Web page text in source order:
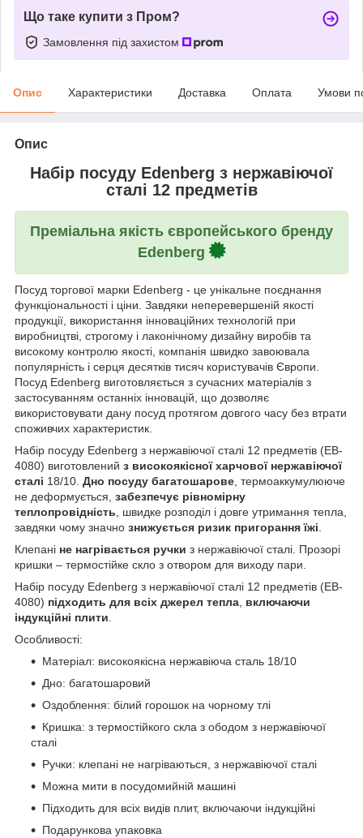
Що таке купити з Пром?
Замовлення під захистом
Опис Характеристики Доставка Оплата Умови
Опис
Набір посуду Edenberg з нержавіючої
сталі 12 предметів
Преміальна якість європейського бренду
Edenberg
Посуд торгової марки Edenberg - це унікальне поєднання
функціональності і ціни. Завдяки неперевершеній якості
продукції, використання інноваційних технологій при
виробництві, строгому і лаконічному дизайну виробів та
високому контролю якості, компанія швидко завоювала
популярність і серця десятків тисяч користувачів Європи.
Посуд Edenberg виготовляється з сучасних матеріалів з
застосуванням останніх інновацій, що дозволяє
використовувати дану посуд протягом довгого часу без втрати
споживчих характеристик.
Набір посуду Edenberg з нержавіючої сталі 12 предметів (EB-
4080) виготовлений з високоякісної харчової нержавіючої
сталі 18/10. Дно посуду багатошарове, термоаккумулююче
не деформується, забезпечує рівномірну
теплопровідність, швидке розподіл і довге утримання тепла,
завдяки чому значно знижується ризик пригорання їжі.
Клепані не нагрівається ручки з нержавіючої сталі. Прозорі
кришки – термостійке скло з отвором для виходу пари.
Набір посуду Edenberg з нержавіючої сталі 12 предметів (EB-
4080) підходить для всіх джерел тепла, включаючи
індукційні плити.
Особливості:
Матеріал: високоякісна нержавіюча сталь 18/10
Дно: багатошаровий
Оздоблення: білий горошок на чорному тлі
Кришка: з термостійкого скла з ободом з нержавіючої
сталі
Ручки: клепані не нагріваються, з нержавіючої сталі
Можна мити в посудомийній машині
Підходить для всіх видів плит, включаючи індукційні
Подарункова упаковка